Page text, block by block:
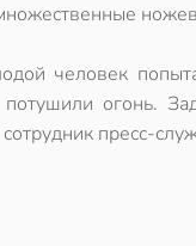
человек
огонь.
пресс-